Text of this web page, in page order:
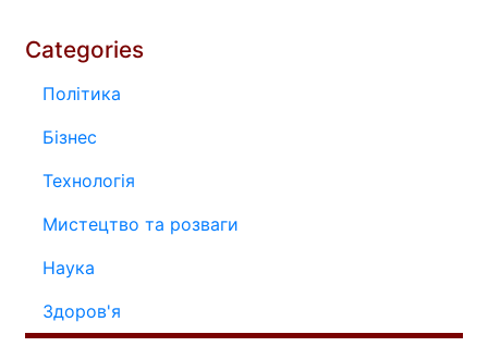
Categories
Політика
Бізнес
Технологія
Мистецтво та розваги
Наука
Здоров'я